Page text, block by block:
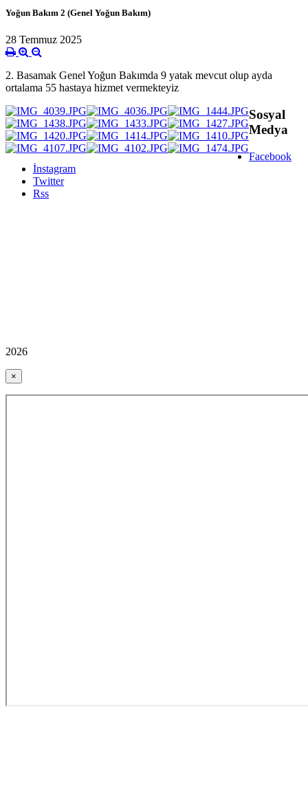
Yoğun Bakım 2 (Genel Yoğun Bakım)
28 Temmuz 2025
2. Basamak Genel Yoğun Bakımda 9 yatak mevcut olup ayda
ortalama 55 hastaya hizmet vermekteyiz
Sosyal
Medya
Facebook
İnstagram
Twitter
Rss
2026
×